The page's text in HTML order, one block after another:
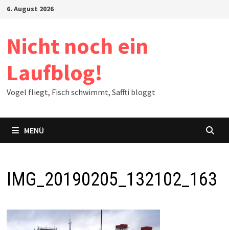
Zum6. August 2026
Nicht noch ein
Laufblog!
Vogel fliegt, Fisch schwimmt, Saffti bloggt
MENÜ
IMG_20190205_132102_163